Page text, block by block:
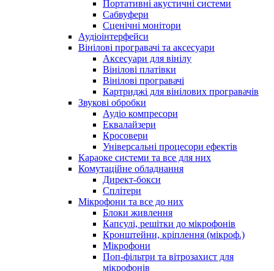
Портативні акустичні системи
Сабвуфери
Сценічні монітори
Аудіоінтерфейси
Вінілові програвачі та аксесуари
Аксесуари для вінілу
Вінілові платівки
Вінілові програвачі
Картриджі для вінілових програвачів
Звукові обробки
Аудіо компресори
Еквалайзери
Кросовери
Універсальні процесори ефектів
Караоке системи та все для них
Комутаційне обладнання
Директ-бокси
Сплітери
Мікрофони та все до них
Блоки живлення
Капсулі, решітки до мікрофонів
Кронштейни, кріплення (мікроф.)
Мікрофони
Поп-фільтри та вітрозахист для
мікрофонів